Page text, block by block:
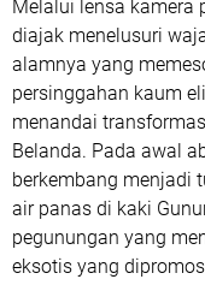
Melalui lensa kamera
diajak menelusuri
alamnya yang
persinggahan kaum
menandai
Belanda. Pada awal
berkembang menjadi
air panas di kaki
pegunungan yang
eksotis yang